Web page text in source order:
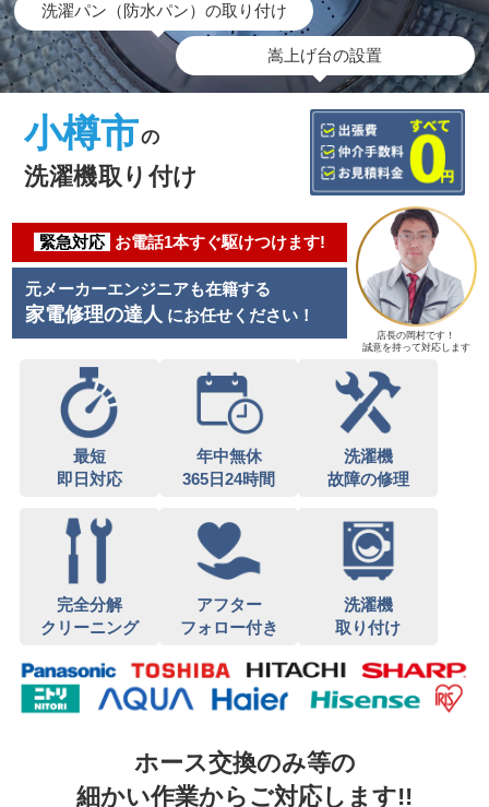
洗濯パン（防水パン）の取り付け
嵩上げ台の設置
小樽市の
洗濯機取り付け
緊急対応 お電話1本すぐ駆けつけます!
元メーカーエンジニアも在籍する
家電修理の達人 にお任せください！
店長の岡村です！
誠意を持って対応します
最短
即日対応
年中無休
365日24時間
洗濯機
故障の修理
完全分解
クリーニング
アフター
フォロー付き
洗濯機
取り付け
ホース交換のみ等の
細かい作業からご対応します!!